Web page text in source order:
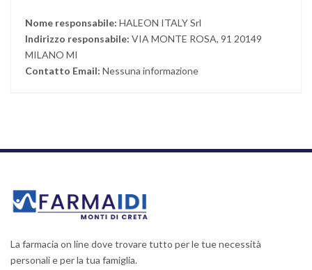
Nome responsabile: HALEON ITALY Srl
Indirizzo responsabile: VIA MONTE ROSA, 91 20149
MILANO MI
Contatto Email: Nessuna informazione
La farmacia on line dove trovare tutto per le tue necessità
personali e per la tua famiglia.